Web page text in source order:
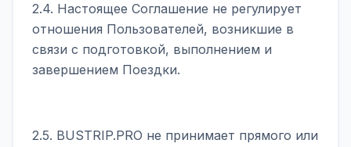
2.4. Настоящее Соглашение не регулирует
отношения Пользователей, возникшие в
связи с подготовкой, выполнением и
завершением Поездки.
2.5. BUSTRIP.PRO не принимает прямого или